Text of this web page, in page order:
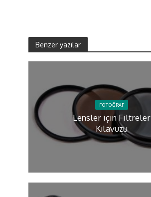
Benzer yazılar
FOTOĞRAF
Lensler için Filtreler
Kılavuzu